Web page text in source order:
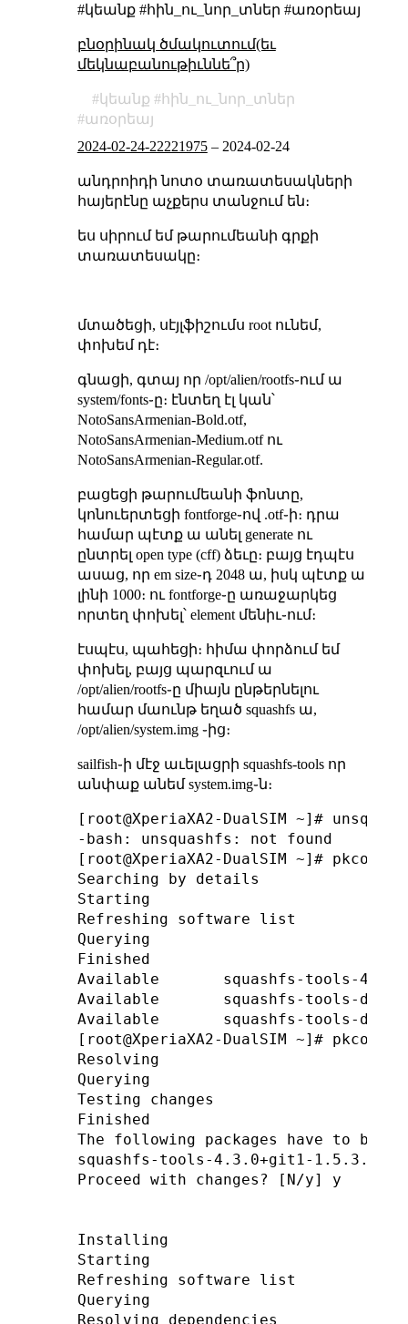
#կեանք #հին_ու_նոր_տներ #առօրեայ
բնօրինակ ծմակուտում(եւ
մեկնաբանութիւննե՞ր)
կեանք
հին_ու_նոր_տներ
առօրեայ
2024-02-24-22221975– 2024-02-24
անդրոիդի նոտօ տառատեսակների
հայերէնը աչքերս տանջում են։
ես սիրում եմ թարումեանի գրքի
տառատեսակը։
մտածեցի, սէյլֆիշումս root ունեմ,
փոխեմ դէ։
գնացի, գտայ որ /opt/alien/rootfs֊ում ա
system/fonts֊ը։ էնտեղ էլ կան՝
NotoSansArmenian-Bold.otf,
NotoSansArmenian-Medium.otf ու
NotoSansArmenian-Regular.otf.
բացեցի թարումեանի ֆոնտը,
կոնուերտեցի fontforge֊ով .otf֊ի։ դրա
համար պէտք ա անել generate ու
ընտրել open type (cff) ձեւը։ բայց էդպէս
ասաց, որ em size֊դ 2048 ա, իսկ պէտք ա
լինի 1000։ ու fontforge֊ը առաջարկեց
որտեղ փոխել՝ element մենիւ֊ում։
էսպէս, պահեցի։ հիմա փորձում եմ
փոխել, բայց պարզւում ա
/opt/alien/rootfs֊ը միայն ընթերնելու
համար մաունթ եղած squashfs ա,
/opt/alien/system.img ֊ից։
sailfish֊ի մէջ աւելացրի squashfs-tools որ
անփաք անեմ system.img֊ն։
[root@XperiaXA2-DualSIM ~]#
-bash: unsquashfs: not found
[root@XperiaXA2-DualSIM ~]# pkcon
Searching by details
Starting
Refreshing software list
Querying
Finished
Available       squashfs-tools-
Available       squashfs-tools-
Available       squashfs-tools-
[root@XperiaXA2-DualSIM ~]#
Resolving
Querying
Testing changes
Finished
The following packages have to be
squashfs-tools-4.3.0+git1-
Proceed with changes? [N/y] y
Installing
Starting
Refreshing software list
Querying
Resolving dependencies